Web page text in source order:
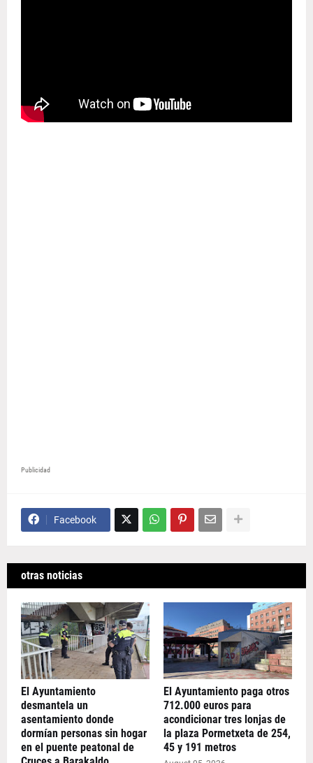
Publicidad
Facebook
otras noticias
El Ayuntamiento
desmantela un
asentamiento donde
dormían personas sin hogar
en el puente peatonal de
El Ayuntamiento paga otros
712.000 euros para
acondicionar tres lonjas de
la plaza Pormetxeta de 254,
45 y 191 metros